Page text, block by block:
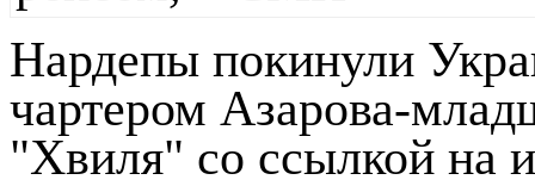
Нардепы покинули
чартером Азарова-
"Хвиля" со ссылкой на